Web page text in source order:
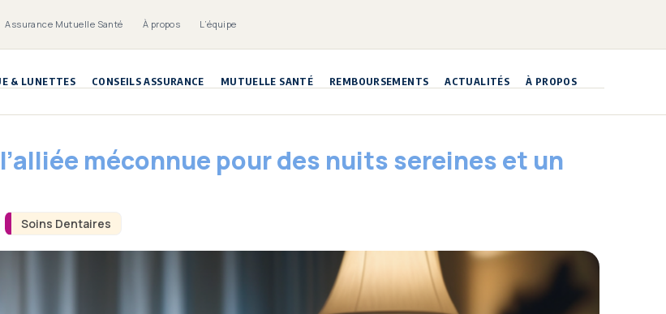
Assurance Mutuelle Santé À propos L’équipe
& LUNETTES CONSEILS ASSURANCE MUTUELLE SANTÉ REMBOURSEMENTS ACTUALITÉS À PROPOS
Soins Dentaires
méconnue pour des nuits sereines et un